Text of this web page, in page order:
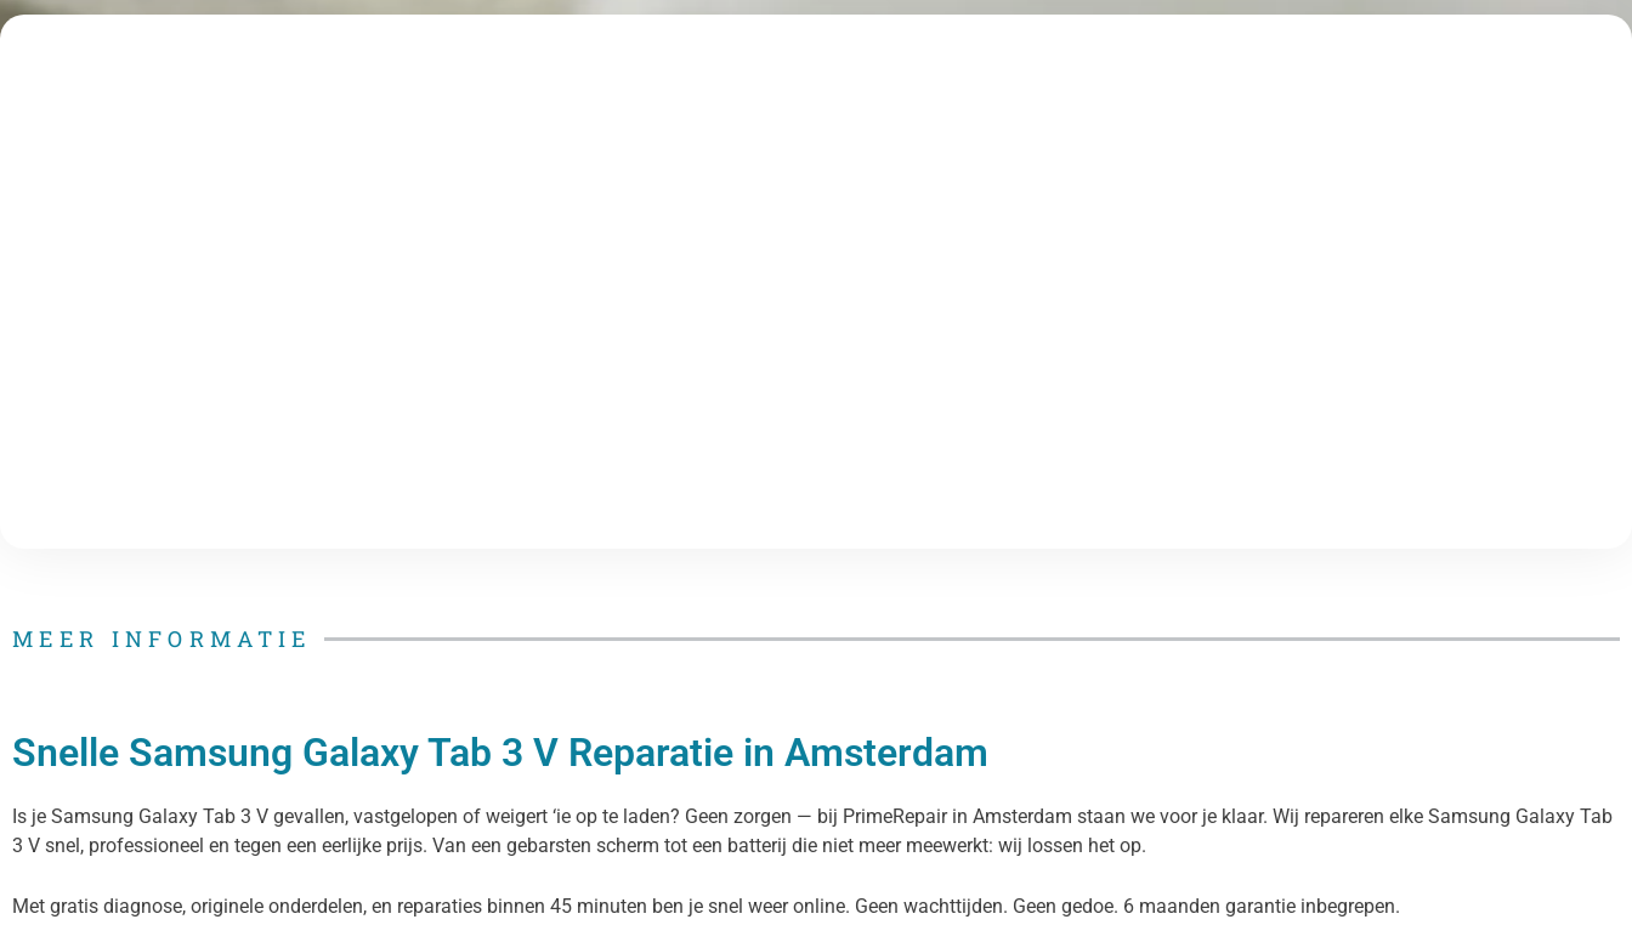
MEER INFORMATIE
Snelle Samsung Galaxy Tab 3 V Reparatie in Amsterdam
Is je Samsung Galaxy Tab 3 V gevallen, vastgelopen of weigert ‘ie op te laden? Geen zorgen — bij PrimeRepair in Amsterdam staan we voor je klaar. Wij repareren elke Samsung Galaxy Tab
3 V snel, professioneel en tegen een eerlijke prijs. Van een gebarsten scherm tot een batterij die niet meer meewerkt: wij lossen het op.
Met gratis diagnose, originele onderdelen, en reparaties binnen 45 minuten ben je snel weer online. Geen wachttijden. Geen gedoe. 6 maanden garantie inbegrepen.